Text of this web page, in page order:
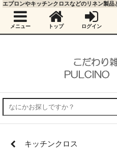
キッチンクロス
エプロンやキッチンクロスなどのリネン製品
メニュー トップ ログイン